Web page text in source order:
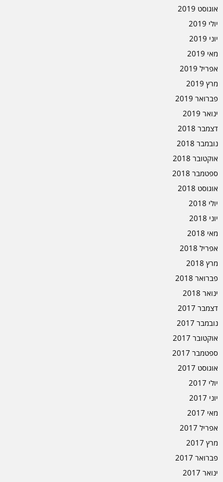
אוגוסט 2019
יולי 2019
יוני 2019
מאי 2019
אפריל 2019
מרץ 2019
פברואר 2019
ינואר 2019
דצמבר 2018
נובמבר 2018
אוקטובר 2018
ספטמבר 2018
אוגוסט 2018
יולי 2018
יוני 2018
מאי 2018
אפריל 2018
מרץ 2018
פברואר 2018
ינואר 2018
דצמבר 2017
נובמבר 2017
אוקטובר 2017
ספטמבר 2017
אוגוסט 2017
יולי 2017
יוני 2017
מאי 2017
אפריל 2017
מרץ 2017
פברואר 2017
ינואר 2017